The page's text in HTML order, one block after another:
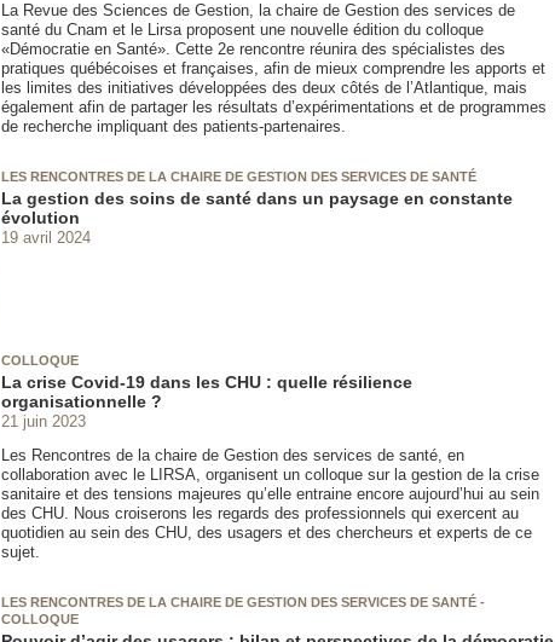
La Revue des Sciences de Gestion, la chaire de Gestion des services de
santé du Cnam et le Lirsa proposent une nouvelle édition du colloque
«Démocratie en Santé». Cette 2e rencontre réunira des spécialistes des
pratiques québécoises et françaises, afin de mieux comprendre les apports et
les limites des initiatives développées des deux côtés de l’Atlantique, mais
également afin de partager les résultats d’expérimentations et de programmes
de recherche impliquant des patients-partenaires.
LES RENCONTRES DE LA CHAIRE DE GESTION DES SERVICES DE SANTÉ
La gestion des soins de santé dans un paysage en constante
évolution
19 avril 2024
COLLOQUE
La crise Covid-19 dans les CHU : quelle résilience
organisationnelle ?
21 juin 2023
Les Rencontres de la chaire de Gestion des services de santé, en
collaboration avec le LIRSA, organisent un colloque sur la gestion de la crise
sanitaire et des tensions majeures qu’elle entraine encore aujourd’hui au sein
des CHU. Nous croiserons les regards des professionnels qui exercent au
quotidien au sein des CHU, des usagers et des chercheurs et experts de ce
sujet.
LES RENCONTRES DE LA CHAIRE DE GESTION DES SERVICES DE SANTÉ -
COLLOQUE